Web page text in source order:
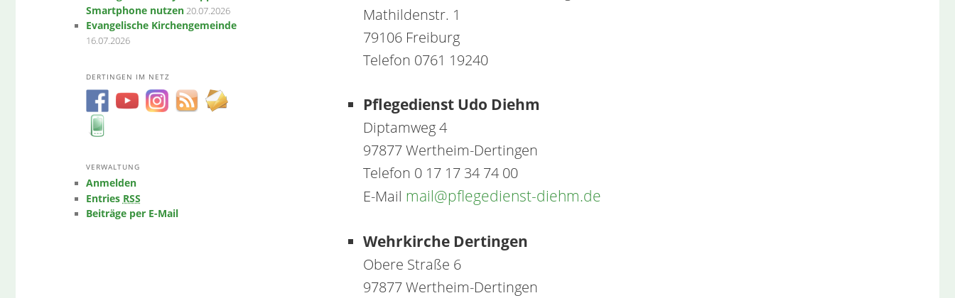
Mathildenstr. 1
79106 Freiburg
Telefon 0761 19240
Pflegedienst Udo Diehm
Diptamweg 4
97877 Wertheim-Dertingen
Telefon 0 17 17 34 74 00
E-Mail mail@pflegedienst-diehm.de
Wehrkirche Dertingen
Obere Straße 6
97877 Wertheim-Dertingen
Smartphone nutzen20.07.2026
Evangelische Kirchengemeinde
16.07.2026
DERTINGEN IM NETZ
VERWALTUNG
Anmelden
Entries RSS
Beiträge per E-Mail